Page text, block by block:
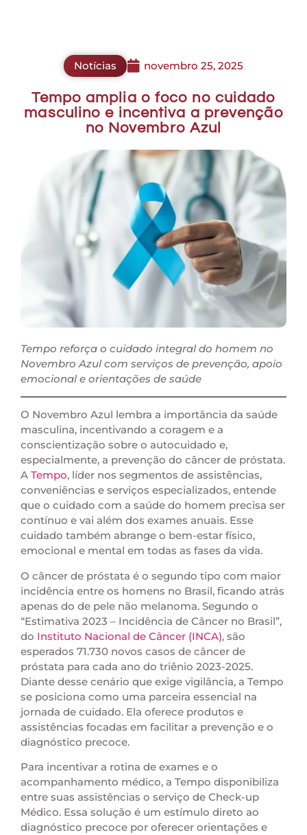
Notícias novembro 25, 2025
Tempo amplia o foco no cuidado
masculino e incentiva a prevenção
no Novembro Azul
Tempo reforça o cuidado integral do homem no
Novembro Azul com serviços de prevenção, apoio
emocional e orientações de saúde
O Novembro Azul lembra a importância da saúde
masculina, incentivando a coragem e a
conscientização sobre o autocuidado e,
especialmente, a prevenção do câncer de próstata.
A Tempo, líder nos segmentos de assistências,
conveniências e serviços especializados, entende
que o cuidado com a saúde do homem precisa ser
contínuo e vai além dos exames anuais. Esse
cuidado também abrange o bem-estar físico,
emocional e mental em todas as fases da vida.
O câncer de próstata é o segundo tipo com maior
incidência entre os homens no Brasil, ficando atrás
apenas do de pele não melanoma. Segundo o
“Estimativa 2023 – Incidência de Câncer no Brasil”,
do Instituto Nacional de Câncer (INCA), são
esperados 71.730 novos casos de câncer de
próstata para cada ano do triênio 2023-2025.
Diante desse cenário que exige vigilância, a Tempo
se posiciona como uma parceira essencial na
jornada de cuidado. Ela oferece produtos e
assistências focadas em facilitar a prevenção e o
diagnóstico precoce.
Para incentivar a rotina de exames e o
acompanhamento médico, a Tempo disponibiliza
entre suas assistências o serviço de Check-up
Médico. Essa solução é um estímulo direto ao
diagnóstico precoce por oferecer orientações e